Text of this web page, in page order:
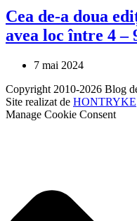
Cea de-a doua
avea loc între 4 –
7 mai 2024
Copyright 2010-2026 Blog
Site realizat de HONTRYKE
Manage Cookie Consent